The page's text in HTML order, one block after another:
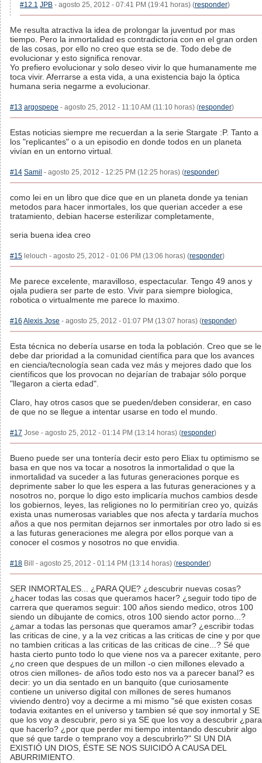
#12.1 JPB - agosto 25, 2012 - 07:41 PM (19:41 horas) (responder)
Me resulta atractiva la idea de prolongar la juventud por mas
tiempo. Pero la inmortalidad es contradictoria con en el gran orden
de las cosas, por ello no creo que esta se de. Todo debe de
evolucionar y esto significa renovar.
Yo prefiero evolucionar y solo deseo vivir lo que humanamente me
toca vivir. Aferrarse a esta vida, a una existencia bajo la óptica
humana seria negarme a evolucionar.
#13 argospepe - agosto 25, 2012 - 11:10 AM (11:10 horas) (responder)
Estas noticias siempre me recuerdan a la serie Stargate :P. Tanto a
los "replicantes" o a un episodio en donde todos en un planeta
vivían en un entorno virtual.
#14 Samil - agosto 25, 2012 - 12:25 PM (12:25 horas) (responder)
como lei en un libro que dice que en un planeta donde ya tenian
metodos para hacer inmortales, los que querian acceder a ese
tratamiento, debian hacerse esterilizar completamente,
seria buena idea creo
#15 lelouch - agosto 25, 2012 - 01:06 PM (13:06 horas) (responder)
Me parece excelente, maravilloso, espectacular. Tengo 49 anos y
ojala pudiera ser parte de esto. Vivir para siempre biologica,
robotica o virtualmente me parece lo maximo.
#16 Alexis Jose - agosto 25, 2012 - 01:07 PM (13:07 horas) (responder)
Esta técnica no debería usarse en toda la población. Creo que se le
debe dar prioridad a la comunidad científica para que los avances
en ciencia/tecnología sean cada vez más y mejores dado que los
científicos que los provocan no dejarían de trabajar sólo porque
"llegaron a cierta edad".
Claro, hay otros casos que se pueden/deben considerar, en caso
de que no se llegue a intentar usarse en todo el mundo.
#17 Jose - agosto 25, 2012 - 01:14 PM (13:14 horas) (responder)
Bueno puede ser una tontería decir esto pero Eliax tu optimismo se
basa en que nos va tocar a nosotros la inmortalidad o que la
inmortalidad va suceder a las futuras generaciones porque es
deprimente saber lo que les espera a las futuras generaciones y a
nosotros no, porque lo digo esto implicaría muchos cambios desde
los gobiernos, leyes, las religiones no lo permitirían creo yo, quizás
exista unas numerosas variables que nos afecta y tardaría muchos
años a que nos permitan dejarnos ser inmortales por otro lado si es
a las futuras generaciones me alegra por ellos porque van a
conocer el cosmos y nosotros no que envidia.
#18 Bill - agosto 25, 2012 - 01:14 PM (13:14 horas) (responder)
SER INMORTALES... ¿PARA QUE? ¿descubrir nuevas cosas?
¿hacer todas las cosas que queramos hacer? ¿seguir todo tipo de
carrera que queramos seguir: 100 años siendo medico, otros 100
siendo un dibujante de comics, otros 100 siendo actor porno...?
¿amar a todas las personas que queramos amar? ¿escribir todas
las criticas de cine, y a la vez criticas a las criticas de cine y por que
no tambien criticas a las criticas de las criticas de cine...? Sé que
hasta cierto punto todo lo que viene nos va a parecer exitante, pero
¿no creen que despues de un millon -o cien millones elevado a
otros cien millones- de años todo esto nos va a parecer banal? es
decir: yo un dia sentado en un banquito (que curiosamente
contiene un universo digital con millones de seres humanos
viviendo dentro) voy a decirme a mi mismo "sé que existen cosas
todavia exitantes en el universo y tambien sé que soy inmortal y SE
que los voy a descubrir, pero si ya SE que los voy a descubrir ¿para
que hacerlo? ¿por que perder mi tiempo intentando descubrir algo
que sé que tarde o temprano voy a descubrirlo?" SI UN DIA
EXISTIÓ UN DIOS, ÉSTE SE NOS SUICIDÓ A CAUSA DEL
ABURRIMIENTO.